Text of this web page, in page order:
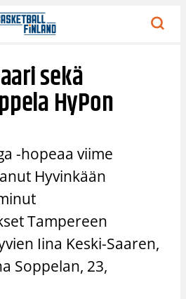
sekä
HyPon
-hopeaa viime
Hyvinkään
Tampereen
Iina Keski-Saaren,
Soppelan, 23,